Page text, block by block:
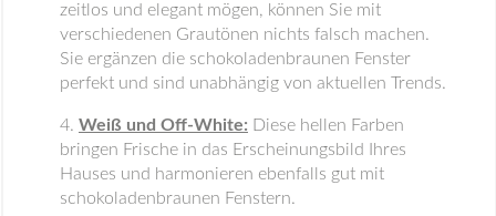
zeitlos und elegant mögen, können Sie mit
verschiedenen Grautönen nichts falsch machen.
Sie ergänzen die schokoladenbraunen Fenster
perfekt und sind unabhängig von aktuellen Trends.
Weiß und Off-White: Diese hellen Farben
bringen Frische in das Erscheinungsbild Ihres
Hauses und harmonieren ebenfalls gut mit
schokoladenbraunen Fenstern.